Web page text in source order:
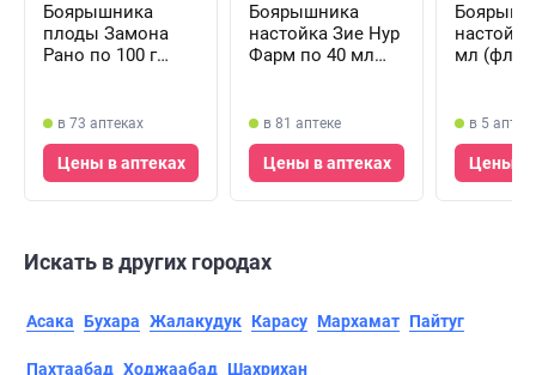
Боярышника
плоды Замона
Рано по 100 г
в 73 аптеках
Цены в аптеках
Боярышника
настойка Зие Нур
Фарм по 40 мл
в 81 аптеке
Цены в аптеках
мл
в 5
Цены в
Искать в других городах
Асака Бухара Жалакудук Карасу Мархамат Пайтуг
Пахтаабад Ходжаабад Шахрихан